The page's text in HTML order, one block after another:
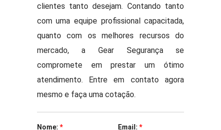
clientes tanto desejam. Contando tanto
com uma equipe profissional capacitada,
quanto com os melhores recursos do
mercado, a Gear Segurança se
compromete em prestar um ótimo
atendimento. Entre em contato agora
mesmo e faça uma cotação.
Nome: * Email: *